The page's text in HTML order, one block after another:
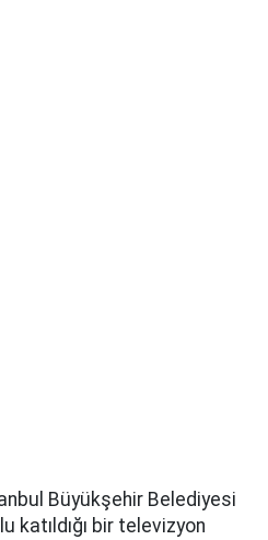
Büyükşehir Belediyesi
katıldığı bir televizyon